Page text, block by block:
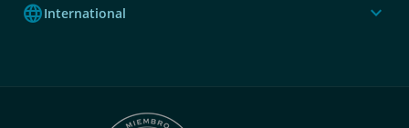
languageInternational expand_more